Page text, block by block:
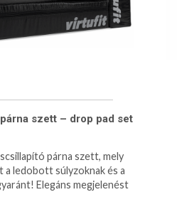
szett – drop pad set
párna szett, mely
a ledobott súlyzoknak és a
Elegáns megjelenést